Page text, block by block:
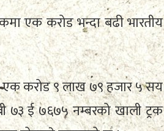
एक करोड भन्दा बढी भारतीय
एक करोड ९ लाख ७९ हजार ५ सय
७३ ई ७६७५ नम्बरको खाली ट्रक